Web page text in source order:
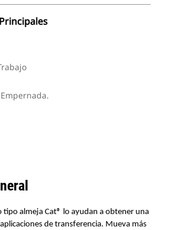
tipo almeja Cat® lo ayudan a obtener una
de transferencia. Mueva más